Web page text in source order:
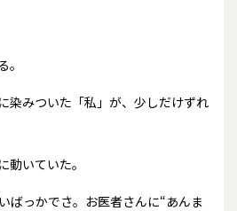
染みついた「私」が、少しだけずれ
動いていた。
ばっかでさ。お医者さんに“あんま